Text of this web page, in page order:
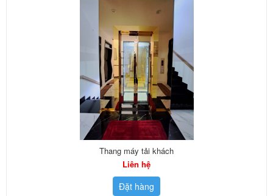
Thang máy tải khách
Liên hệ
Đặt hàng